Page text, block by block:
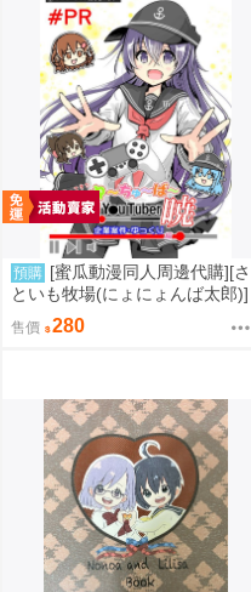
預購 [蜜瓜動漫同人周邊代購][さ
といも牧場(にょにょんば太郎)]
帰ってきた ゆ～ちゅ～ば～
暁 企業案件・ゆっくり編(艦隊
售價 280